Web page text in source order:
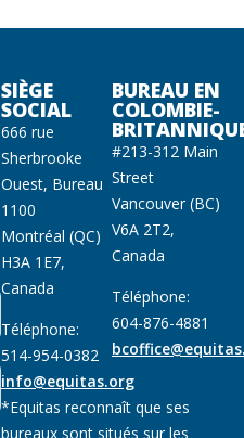
SIÈGE
SOCIAL
666 rue
Sherbrooke
Ouest, Bureau
1100
Montréal (QC)
H3A 1E7,
Canada
Téléphone:
514-954-0382
info@equitas.org
BUREAU EN
COLOMBIE-
#213-312 Main
Street
Vancouver (BC)
V6A 2T2,
Canada
Téléphone:
604-876-4881
*Equitas reconnaît que ses
bureaux sont situés sur les